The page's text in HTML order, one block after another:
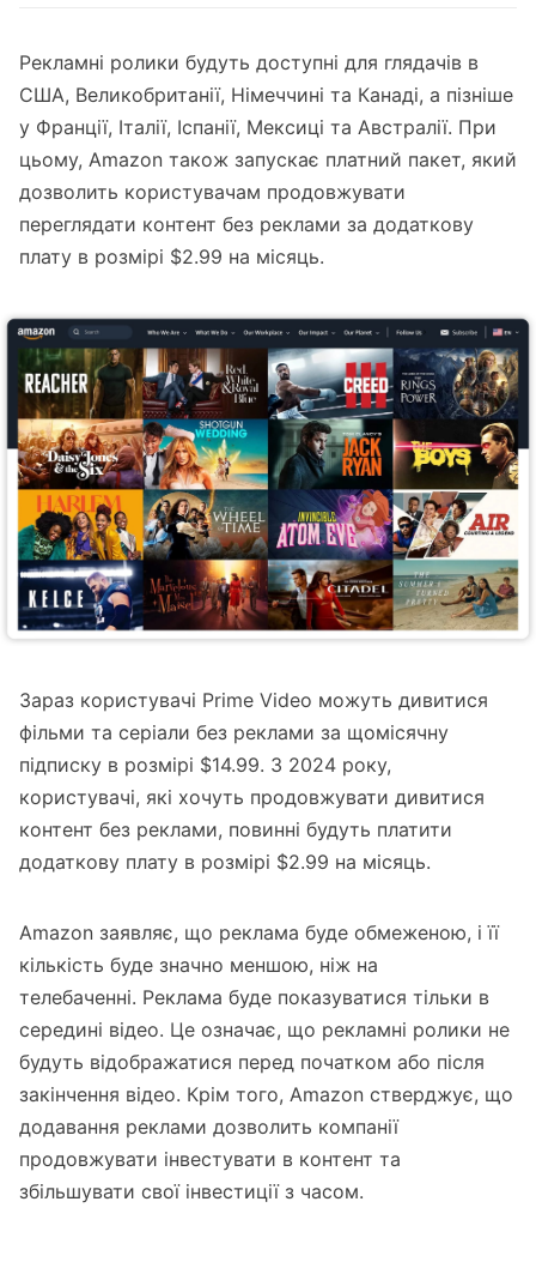
Рекламні ролики будуть доступні для глядачів в
США, Великобританії, Німеччині та Канаді, а пізніше
у Франції, Італії, Іспанії, Мексиці та Австралії. При
цьому, Amazon також запускає платний пакет, який
дозволить користувачам продовжувати
переглядати контент без реклами за додаткову
плату в розмірі $2.99 на місяць.
Зараз користувачі Prime Video можуть дивитися
фільми та серіали без реклами за щомісячну
підписку в розмірі $14.99. З 2024 року,
користувачі, які хочуть продовжувати дивитися
контент без реклами, повинні будуть платити
додаткову плату в розмірі $2.99 на місяць.
Amazon заявляє, що реклама буде обмеженою, і її
кількість буде значно меншою, ніж на
телебаченні. Реклама буде показуватися тільки в
середині відео. Це означає, що рекламні ролики не
будуть відображатися перед початком або після
закінчення відео. Крім того, Amazon стверджує, що
додавання реклами дозволить компанії
продовжувати інвестувати в контент та
збільшувати свої інвестиції з часом.